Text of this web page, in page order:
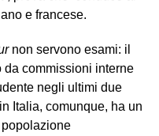
e francese.
non servono esami: il
commissioni interne
negli ultimi due
Italia, comunque, ha un